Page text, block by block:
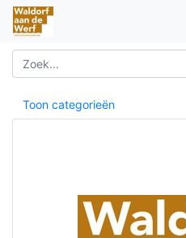
Toon categorieën